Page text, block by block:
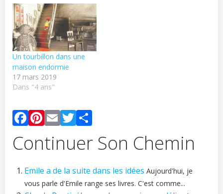
Un tourbillon dans une
maison endormie
17 mars 2019
Dans "4 ans"
Facebook
Pinterest
EmailTwitter
Continuer Son Chemin
Emile a de la suite dans les idées Aujourd'hui, je
vous parle d'Emile range ses livres. C'est comme...